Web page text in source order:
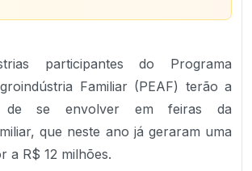
participantes do Programa
Familiar (PEAF) terão a
de se envolver em feiras da
que neste ano já geraram uma
a R$ 12 milhões.